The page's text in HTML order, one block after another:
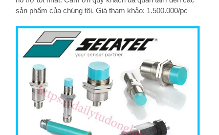
sản phẩm của chúng tôi. Giá tham khảo: 1.500.000/pc